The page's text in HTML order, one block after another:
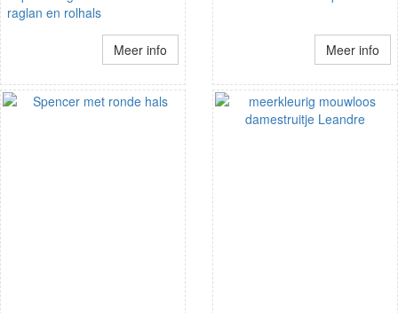
raglan en rolhals
Meer info Meer info